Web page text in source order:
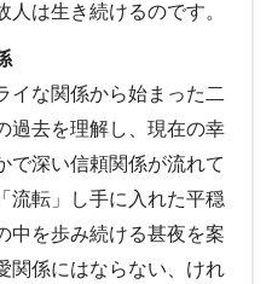
人は生き続けるのです。
イな関係から始まった二
過去を理解し、現在の幸
で深い信頼関係が流れて
流転」し手に入れた平穏
中を歩み続ける甚夜を案
関係にはならない、けれ